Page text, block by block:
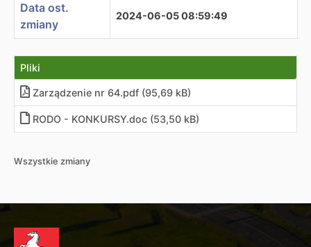
Data ost.
zmiany
2024-06-05 08:59:49
Pliki
Zarządzenie nr 64.pdf (95,69 kB)
RODO - KONKURSY.doc (53,50 kB)
Wszystkie zmiany